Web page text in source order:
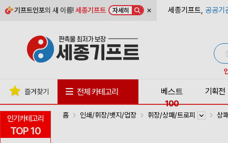
기프트인포의 새 이름!세종기프트 자세히 × 세종기프트, 공공기
인기카테고리
TOP 10
즐겨찾기 전체 카테고리
베스트
100
기획전
홈 인쇄/휘장/뱃지/업장 휘장/상패/트로피 상